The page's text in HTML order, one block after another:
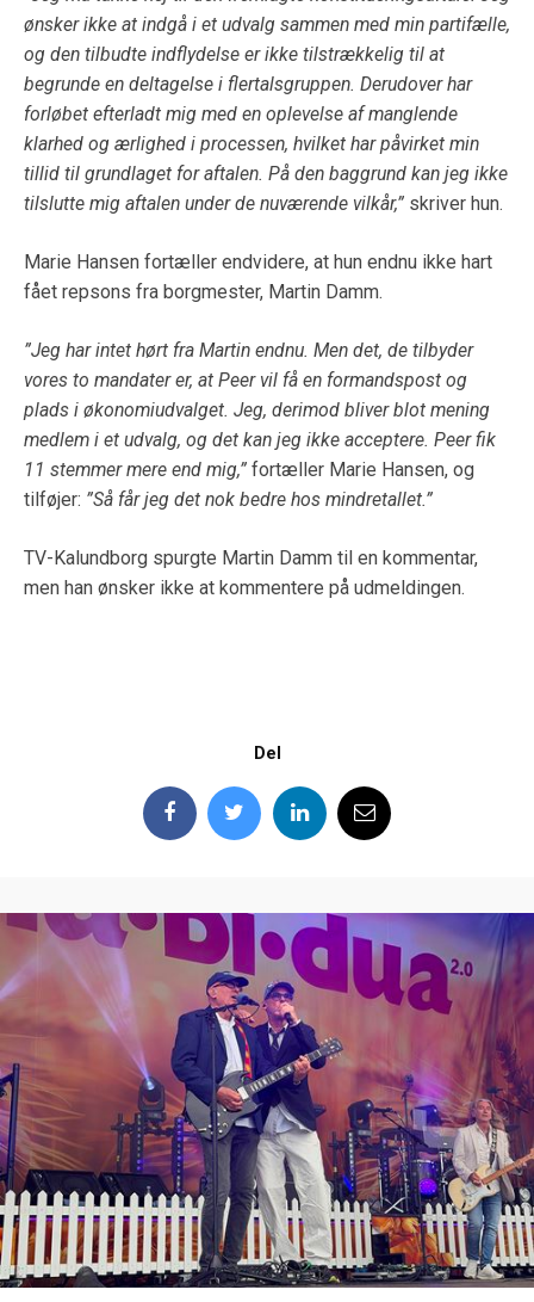
ønsker ikke at indgå i et udvalg sammen med min partifælle,
og den tilbudte indflydelse er ikke tilstrækkelig til at
begrunde en deltagelse i flertalsgruppen. Derudover har
forløbet efterladt mig med en oplevelse af manglende
klarhed og ærlighed i processen, hvilket har påvirket min
tillid til grundlaget for aftalen. På den baggrund kan jeg ikke
tilslutte mig aftalen under de nuværende vilkår,” skriver hun.
Marie Hansen fortæller endvidere, at hun endnu ikke hart
fået repsons fra borgmester, Martin Damm.
”Jeg har intet hørt fra Martin endnu. Men det, de tilbyder
vores to mandater er, at Peer vil få en formandspost og
plads i økonomiudvalget. Jeg, derimod bliver blot mening
medlem i et udvalg, og det kan jeg ikke acceptere. Peer fik
11 stemmer mere end mig,” fortæller Marie Hansen, og
tilføjer: ”Så får jeg det nok bedre hos mindretallet.”
TV-Kalundborg spurgte Martin Damm til en kommentar,
men han ønsker ikke at kommentere på udmeldingen.
Del